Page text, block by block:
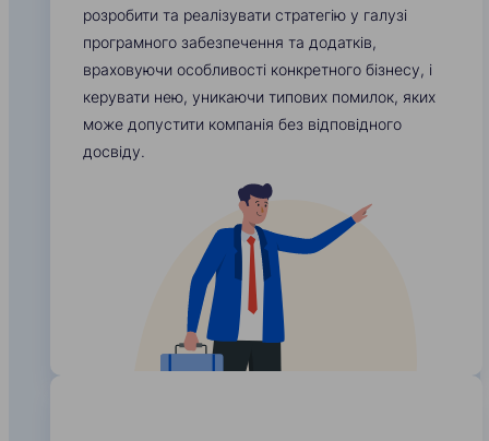
розробити та реалізувати стратегію у галузі
програмного забезпечення та додатків,
враховуючи особливості конкретного бізнесу, і
керувати нею, уникаючи типових помилок, яких
може допустити компанія без відповідного
досвіду.